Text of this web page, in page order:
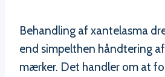
Behandling af xantelasma
end simpelthen håndtering
mærker. Det handler om at